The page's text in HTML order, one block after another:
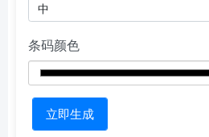
条码颜色
立即生成